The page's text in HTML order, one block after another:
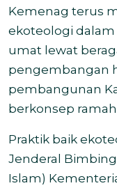
Kemenag terus
ekoteologi
umat lewat
pengembangan
pembangunan
berkonsep
Praktik baik
Jenderal
Islam)